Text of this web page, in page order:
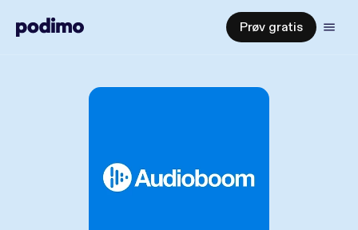
Prøv gratis